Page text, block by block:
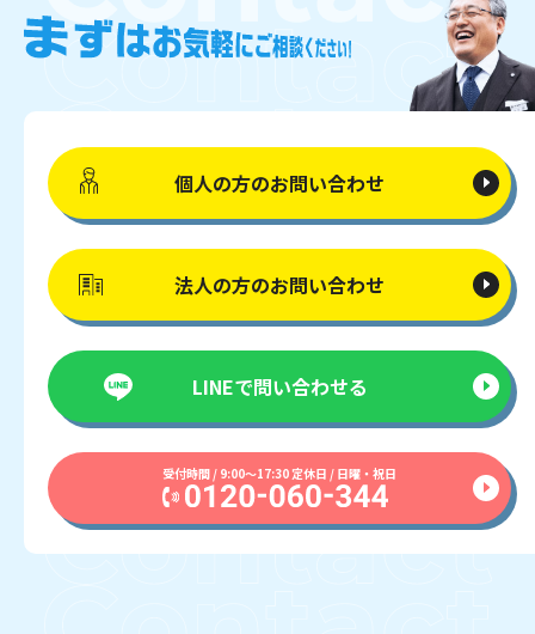
個人の方のお問い合わせ
法人の方のお問い合わせ
LINEで問い合わせる
受付時間 / 9:00〜17:30 定休日 / 日曜・祝日